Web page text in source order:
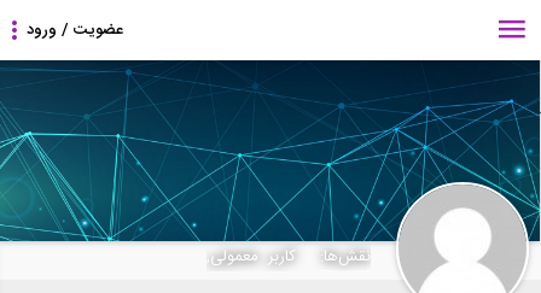
skyrock
نقش‌ها:
کاربر معمولی,